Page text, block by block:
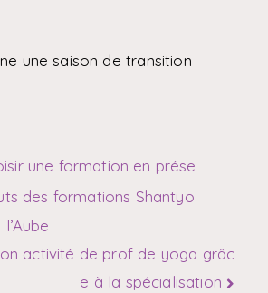
une formation en prése
des formations Shantyo
activité de prof de yoga grâc
e à la spécialisation